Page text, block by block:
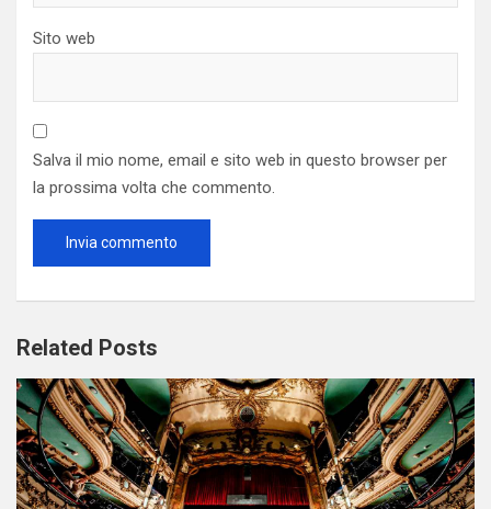
Sito web
Salva il mio nome, email e sito web in questo browser per
la prossima volta che commento.
Related Posts